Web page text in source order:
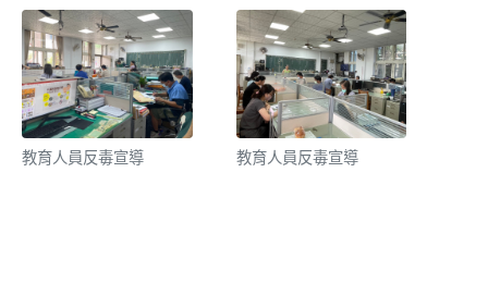
教育人員反毒宣導 教育人員反毒宣導